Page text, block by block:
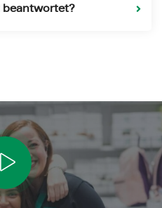
beantwortet?